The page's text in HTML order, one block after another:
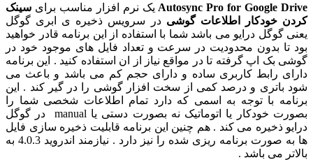
Autosync Pro for Googleیک نرم افزار مناسب برایسینک
اطلاعات گوشی در سرویس ذخیره ی ابری گوگل
درایو می باشد شما با استفاده از این برنامه قادر خواهید
بدون محدودیت در سرعت و تعداد فایل های موجود خود در
اپ گرفته تا در مواقع نیاز از ان استفاده کنید . این برنامه
رابط کاربری ساده و دارای حجم کم می باشد و باعث می
و درصد کمی از سخت افزار گوشی را در گیر کند . این
با توجه به اسمی که دارد تمام اطلاعات شخصی شما را
بصورت خودکار یا اتوماتیک نه بصورت دستی یا manual در گوگل
ذخیره می کند . هم چنین این برنامه قابلیت ذخیره سازی فایل
ها به صورت برنامه ریزی شده را نیز دارد . نیازمند اندروید 4.0.3 به
می باشد .